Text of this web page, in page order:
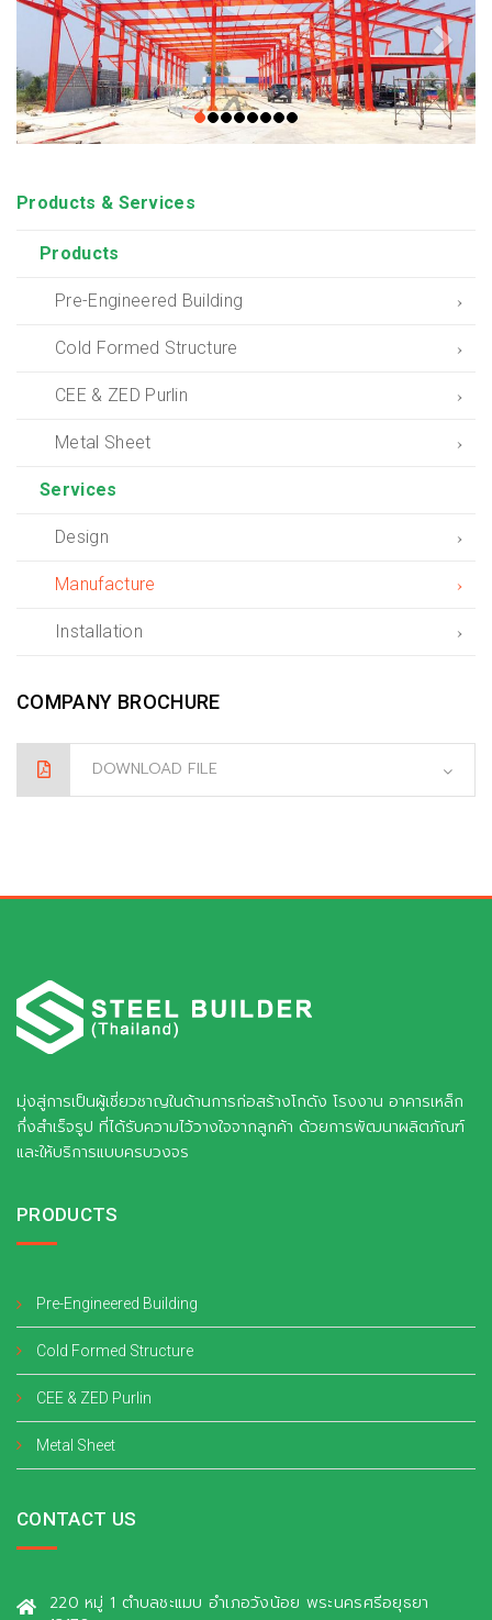
Products & Services
Products
Pre-Engineered Building
Cold Formed Structure
CEE & ZED Purlin
Metal Sheet
Services
Design
Manufacture
Installation
COMPANY BROCHURE
DOWNLOAD FILE
มุ่งสู่การเป็นผู้เชี่ยวชาญในด้านการก่อสร้างโกดัง โรงงาน อาคารเหล็ก
กึ่งสำเร็จรูป ที่ได้รับความไว้วางใจจากลูกค้า ด้วยการพัฒนาผลิตภัณฑ์
และให้บริการแบบครบวงจร
PRODUCTS
Pre-Engineered Building
Cold Formed Structure
CEE & ZED Purlin
Metal Sheet
CONTACT US
220 หมู่ 1 ตำบลชะแมบ อำเภอวังน้อย พระนครศรีอยุธยา